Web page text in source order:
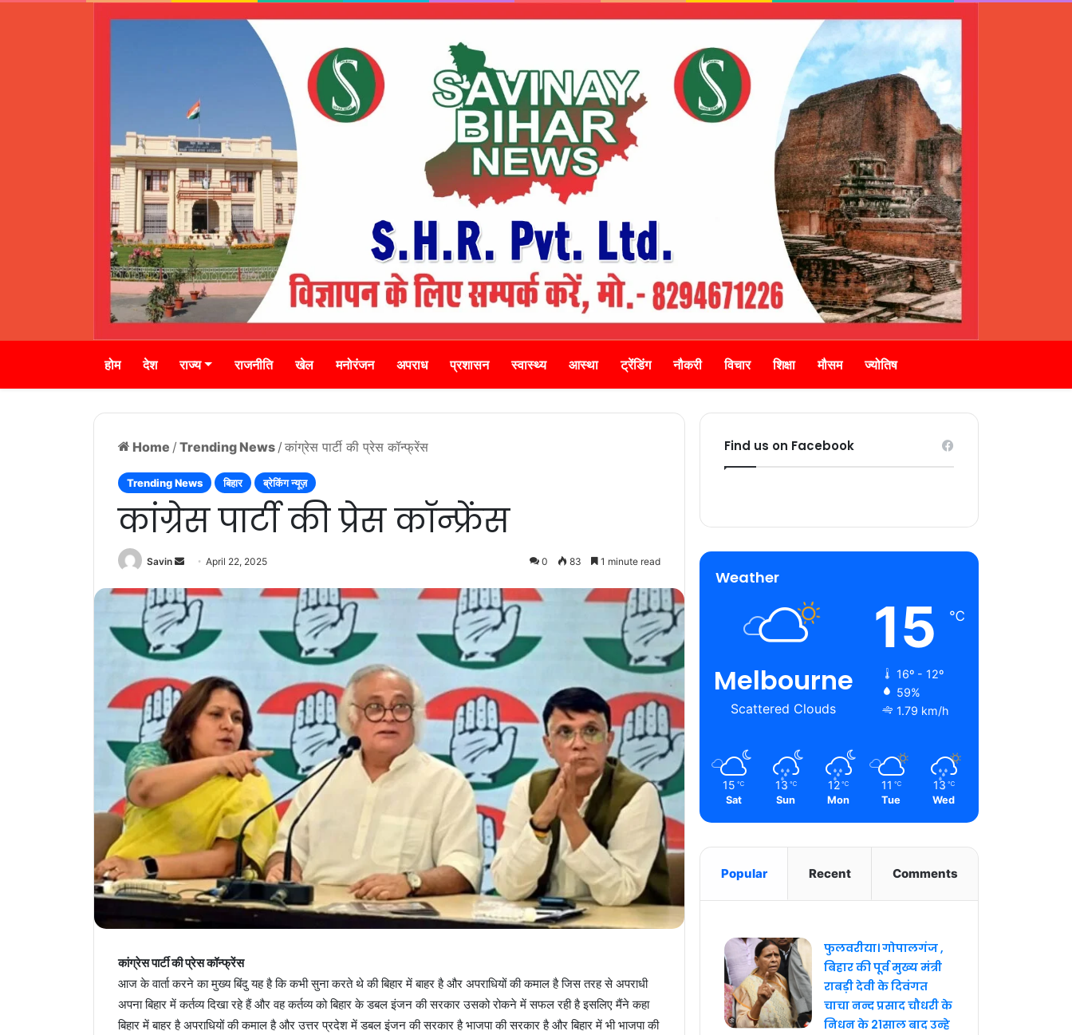
होम देश राज्य राजनीति खेल मनोरंजन अपराध प्रशासन स्वास्थ्य आस्था ट्रेंडिंग नौकरी विचार शिक्षा मौसम ज्योतिष
Home / Trending News / कांग्रेस पार्टी की प्रेस कॉन्फ्रेंस
Trending News बिहार ब्रेकिंग न्यूज़
कांग्रेस पार्टी की प्रेस कॉन्फ्रेंस
Savin
Send
email
April 22, 2025 0 83 1 minute read
कांग्रेस पार्टी की प्रेस कॉन्फ्रेंस
आज के वार्ता करने का मुख्य बिंदु यह है कि कभी सुना करते थे की बिहार में बाहर है और अपराधियों की कमाल है जिस तरह से अपराधी
अपना बिहार में कर्तव्य दिखा रहे हैं और वह कर्तव्य को बिहार के डबल इंजन की सरकार उसको रोकने में सफल रही है इसलिए मैंने कहा
बिहार में बाहर है अपराधियों की कमाल है और उत्तर प्रदेश में डबल इंजन की सरकार है भाजपा की सरकार है और बिहार में भी भाजपा की
Find us on Facebook
Weather
Melbourne
Scattered Clouds
15 ℃
16º - 12º
59%
1.79 km/h
15 ℃
Sat
13 ℃
Sun
12 ℃
Mon
11 ℃
Tue
13 ℃
Wed
Popular Recent Comments
फुलवरीया। गोपालगंज ,
बिहार की पूर्व मुख्य मंत्री
राबड़ी देवी के दिवंगत
चाचा नन्द प्रसाद चौधरी के
निधन के 21साल बाद उन्हे